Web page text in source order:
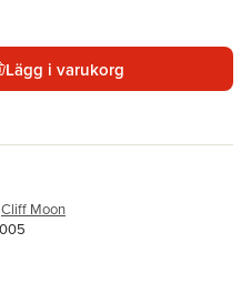
Lägg i varukorg
Cliff Moon